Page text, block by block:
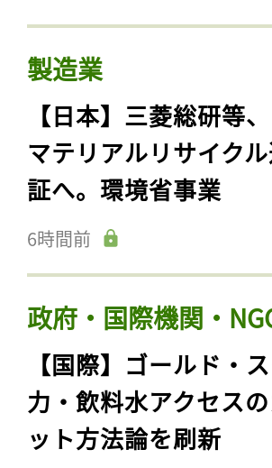
製造業
【日本】三菱総研等
マテリアルリサイク
証へ。環境省事業
6時間前
政府・国際機関・
【国際】ゴールド・
力・飲料水アクセス
ット方法論を刷新